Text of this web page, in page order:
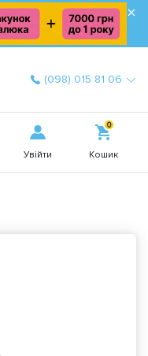
×
(098) 015 81 06
Увійти
0
Кошик